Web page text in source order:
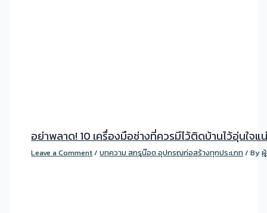
อย่าพลาด! 10 เครื่องมือช่างที่ควรมีไว้ติดบ้านไว้อุ่นใจ
Leave a Comment/บทความ สกรูน๊อต อุปกรณก่อสร้างทุกประเภท / By